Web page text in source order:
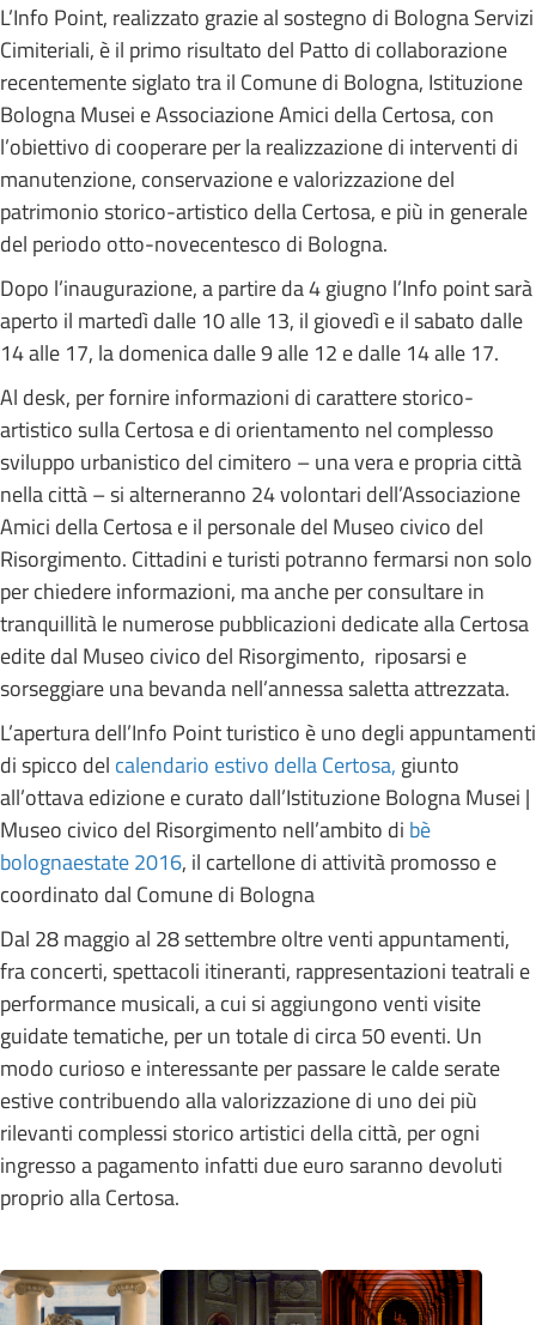
L’Info Point, realizzato grazie al sostegno di Bologna Servizi
Cimiteriali, è il primo risultato del Patto di collaborazione
recentemente siglato tra il Comune di Bologna, Istituzione
Bologna Musei e Associazione Amici della Certosa, con
l’obiettivo di cooperare per la realizzazione di interventi di
manutenzione, conservazione e valorizzazione del
patrimonio storico-artistico della Certosa, e più in generale
del periodo otto-novecentesco di Bologna.
Dopo l’inaugurazione, a partire da 4 giugno l’Info point sarà
aperto il martedì dalle 10 alle 13, il giovedì e il sabato dalle
14 alle 17, la domenica dalle 9 alle 12 e dalle 14 alle 17.
Al desk, per fornire informazioni di carattere storico-
artistico sulla Certosa e di orientamento nel complesso
sviluppo urbanistico del cimitero – una vera e propria città
nella città – si alterneranno 24 volontari dell’Associazione
Amici della Certosa e il personale del Museo civico del
Risorgimento. Cittadini e turisti potranno fermarsi non solo
per chiedere informazioni, ma anche per consultare in
tranquillità le numerose pubblicazioni dedicate alla Certosa
edite dal Museo civico del Risorgimento, riposarsi e
sorseggiare una bevanda nell’annessa saletta attrezzata.
L’apertura dell’Info Point turistico è uno degli appuntamenti
di spicco del calendario estivo della Certosa, giunto
all’ottava edizione e curato dall’Istituzione Bologna Musei |
Museo civico del Risorgimento nell’ambito di bè
bolognaestate 2016, il cartellone di attività promosso e
coordinato dal Comune di Bologna
Dal 28 maggio al 28 settembre oltre venti appuntamenti,
fra concerti, spettacoli itineranti, rappresentazioni teatrali e
performance musicali, a cui si aggiungono venti visite
guidate tematiche, per un totale di circa 50 eventi. Un
modo curioso e interessante per passare le calde serate
estive contribuendo alla valorizzazione di uno dei più
rilevanti complessi storico artistici della città, per ogni
ingresso a pagamento infatti due euro saranno devoluti
proprio alla Certosa.